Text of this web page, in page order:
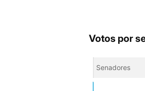
Votos por
Senadores